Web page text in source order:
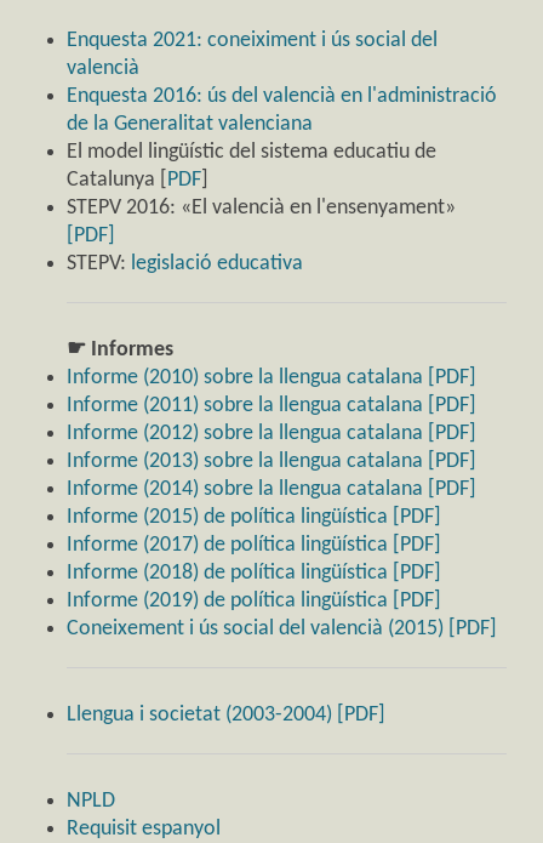
Enquesta 2021: coneiximent i ús social del
valencià
Enquesta 2016: ús del valencià en l'administració
de la Generalitat valenciana
El model lingüístic del sistema educatiu de
Catalunya [
PDF
STEPV 2016: «El valencià en l'ensenyament»
[PDF]
STEPV: legislació educativa
☛ Informes
Informe (2010) sobre la llengua catalana [PDF]
Informe (2011) sobre la llengua catalana [PDF]
Informe (2012) sobre la llengua catalana [PDF]
Informe (2013) sobre la llengua catalana [PDF]
Informe (2014) sobre la llengua catalana [PDF]
Informe (2015) de política lingüística [PDF]
Informe (2017) de política lingüística [PDF]
Informe (2018) de política lingüística [PDF]
Informe (2019) de política lingüística [PDF]
Coneixement i ús social del valencià (2015) [PDF]
Llengua i societat (2003-2004) [PDF]
NPLD
Requisit espanyol